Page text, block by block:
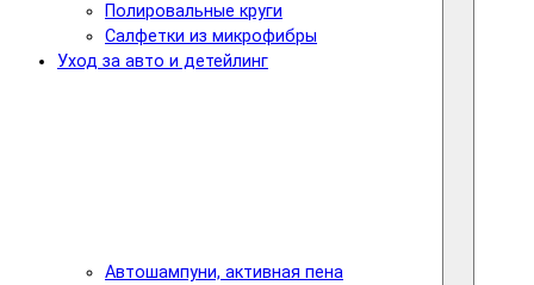
Полировальные круги
Салфетки из микрофибры
Уход за авто и детейлинг
Автошампуни, активная пена